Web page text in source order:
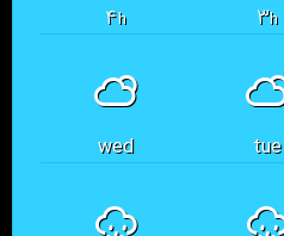
۳h ۴h
tue
wed